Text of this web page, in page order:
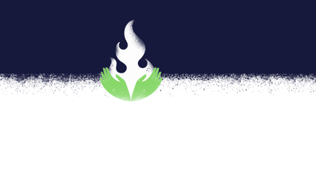
Xareny Orzal, los títeres y
por Aide Nohemi|May 28, 2019|Genias,
Ves un pequeño teatro, decides entrar y te